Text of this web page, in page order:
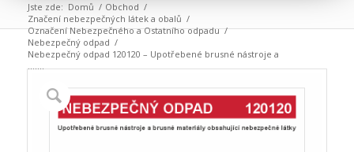
Jste zde: Domů / Obchod /
Značení nebezpečných látek a obalů /
Označení Nebezpečného a Ostatního odpadu /
Nebezpečný odpad /
Nebezpečný odpad 120120 – Upotřebené brusné nástroje a
…....